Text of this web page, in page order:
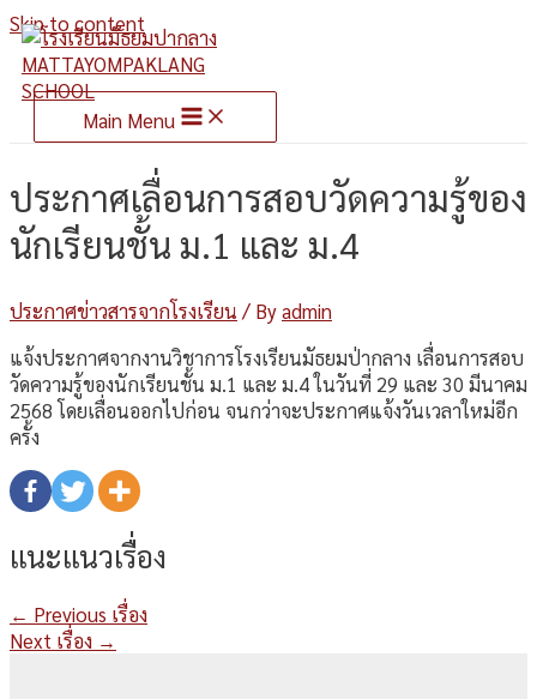
Skip to content
Main Menu
ประกาศเลื่อนการสอบวัดความรู้ของ
นักเรียนชั้น ม.1 และ ม.4
ประกาศข่าวสารจากโรงเรียน / Byadmin
แจ้งประกาศจากงานวิชาการโรงเรียนมัธยมป่ากลาง เลื่อนการสอบ
วัดความรู้ของนักเรียนชั้น ม.1 และ ม.4 ในวันที่ 29 และ 30 มีนาคม
2568 โดยเลื่อนออกไปก่อน จนกว่าจะประกาศแจ้งวันเวลาใหม่อีก
ครั้ง
แนะแนวเรื่อง
← Previous เรื่อง
Next เรื่อง →